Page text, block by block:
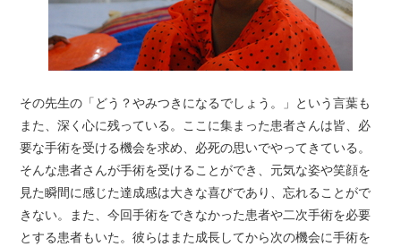
その先生の「どう？やみつきになるでしょう。」という言葉も
また、深く心に残っている。ここに集まった患者さんは皆、必
要な手術を受ける機会を求め、必死の思いでやってきている。
そんな患者さんが手術を受けることができ、元気な姿や笑顔を
見た瞬間に感じた達成感は大きな喜びであり、忘れることがで
きない。また、今回手術をできなかった患者や二次手術を必要
とする患者もいた。彼らはまた成長してから次の機会に手術を